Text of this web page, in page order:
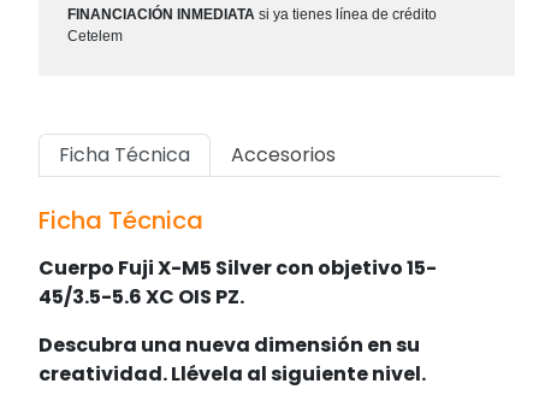
FINANCIACIÓN INMEDIATA si ya tienes línea de crédito
Cetelem
Ficha Técnica Accesorios
Ficha Técnica
Cuerpo Fuji X-M5 Silver con objetivo 15-
45/3.5-5.6 XC OIS PZ.
Descubra una nueva dimensión en su
creatividad. Llévela al siguiente nivel.